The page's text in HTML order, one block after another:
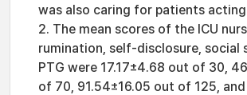
was also caring for patients
2. The mean scores of the ICU
rumination, self-disclosure, social
PTG were 17.17±4.68 out of 30,
of 70, 91.54±16.05 out of 125,